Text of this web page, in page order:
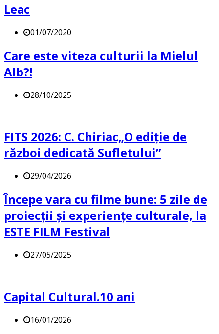
Leac
01/07/2020
Care este viteza culturii la Mielul
Alb?!
28/10/2025
FITS 2026: C. Chiriac„O ediție de
război dedicată Sufletului”
29/04/2026
Începe vara cu filme bune: 5 zile de
proiecții și experiențe culturale, la
ESTE FILM Festival
27/05/2025
Capital Cultural.10 ani
16/01/2026